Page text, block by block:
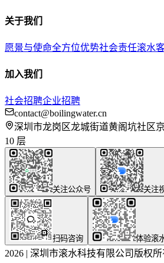
关于我们
愿景与使命全方位优势社会责任滚水
加入我们
社会招聘企业招聘
contact@boilingwater.cn
深圳市龙岗区龙城街道黄阁坑社区
10 层
关注公众号 关注
扫码咨询 体验滚
2026 | 深圳市滚水科技有限公司版权所